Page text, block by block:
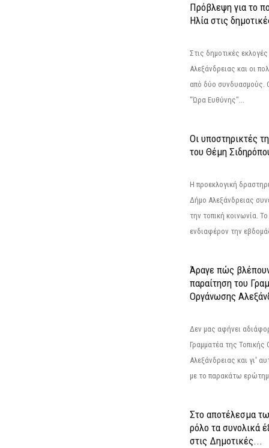
Πρόβλεψη για το
Ηλία στις
Στις δημοτικές
Αλεξάνδρειας και οι
από δύο συνδυασμούς.
"Ώρα Ευθύνης"...
Οι υποστηρικτές
του Θέμη
Η προεκλογική
Δήμο Αλεξάνδρειας
την τοπική κοινωνία.
ενδιαφέρον την
Άραγε πώς
παραίτηση του
Οργάνωσης
Δεν μας αφήνει
Γραμματέα της
Αλεξάνδρειας και γι'
με το παρακάτω
Στο αποτέλεσμα
ρόλο τα συνολικά
στις Δημοτικές...